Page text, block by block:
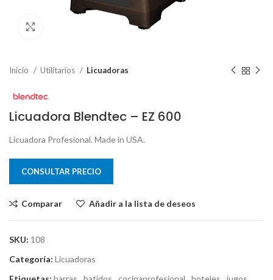
Inicio Utilitarios Licuadoras
Licuadora Blendtec – EZ 600
Licuadora Profesional. Made in USA.
CONSULTAR PRECIO
Comparar Añadir a la lista de deseos
SKU: 108
Categoría: Licuadoras